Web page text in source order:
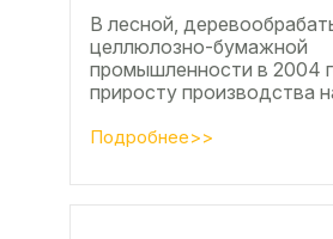
В лесной,
целлюлозно-бумажной
промышленности в 2004
приросту производства
процента во многом
развитие тех подотраслей,
Подробнее>>